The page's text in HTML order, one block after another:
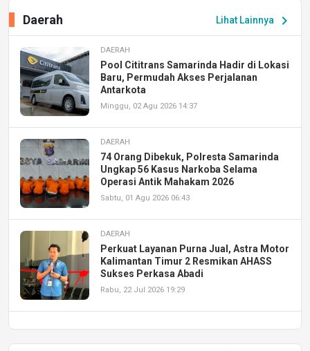
Lihat Lainnya chevron_right
Daerah
DAERAH
Pool Cititrans Samarinda Hadir di Lokasi
Baru, Permudah Akses Perjalanan
Antarkota
Minggu, 02 Agu 2026 14:37
DAERAH
74 Orang Dibekuk, Polresta Samarinda
Ungkap 56 Kasus Narkoba Selama
Operasi Antik Mahakam 2026
Sabtu, 01 Agu 2026 06:43
DAERAH
Perkuat Layanan Purna Jual, Astra Motor
Kalimantan Timur 2 Resmikan AHASS
Sukses Perkasa Abadi
Rabu, 22 Jul 2026 19:29